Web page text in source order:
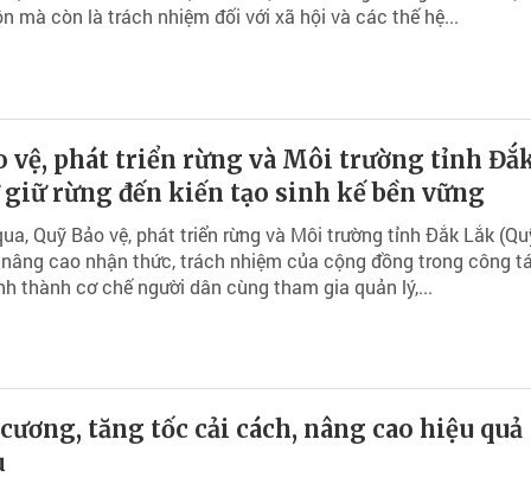
mà còn là trách nhiệm đối với xã hội và các thế hệ...
vệ, phát triển rừng và Môi trường tỉnh
giữ rừng đến kiến tạo sinh kế bền vững
Quỹ Bảo vệ, phát triển rừng và Môi trường tỉnh Đắk Lắk
cao nhận thức, trách nhiệm của cộng đồng trong công
thành cơ chế người dân cùng tham gia quản lý,...
tăng tốc cải cách, nâng cao hiệu quả